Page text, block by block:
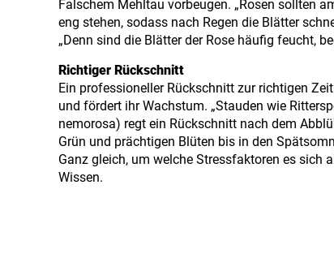
Falschem Mehltau vorbeugen. „Rosen sollten
eng stehen, sodass nach Regen die Blätter
„Denn sind die Blätter der Rose häufig feucht,
Richtiger Rückschnitt
Ein professioneller Rückschnitt zur richtigen
und fördert ihr Wachstum. „Stauden wie
nemorosa) regt ein Rückschnitt nach dem
Grün und prächtigen Blüten bis in den
Ganz gleich, um welche Stressfaktoren es sich
Wissen.